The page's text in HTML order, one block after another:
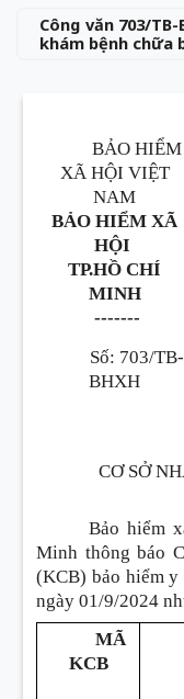
Công văn 703/
khám bệnh chữa
BẢO HIỂM
XÃ HỘI VIỆT
NAM
BẢO HIỂM XÃ
HỘI
TP.HỒ CHÍ
MINH
-------
Số: 703/TB-
BHXH
CƠ SỞ
Bảo hiểm
Minh thông báo
(KCB) bảo hiểm
ngày 01/9/2024
MÃ
KCB